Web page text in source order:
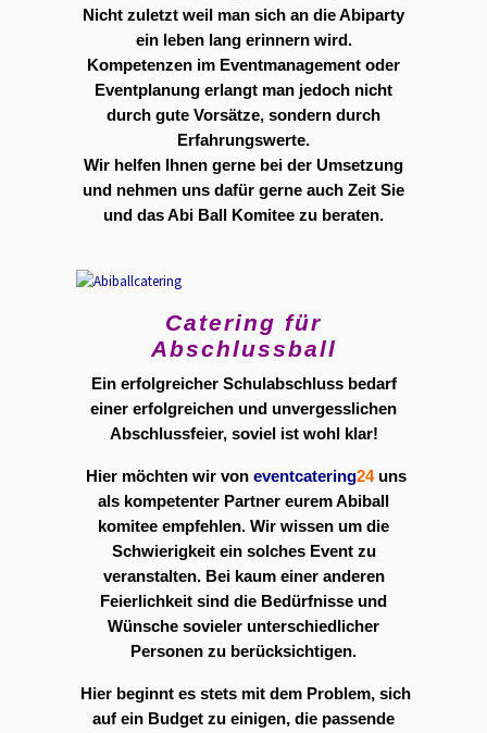
Nicht zuletzt weil man sich an die Abiparty
ein leben lang erinnern wird.
Kompetenzen im Eventmanagement oder
Eventplanung erlangt man jedoch nicht
durch gute Vorsätze, sondern durch
Erfahrungswerte.
Wir helfen Ihnen gerne bei der Umsetzung
und nehmen uns dafür gerne auch Zeit Sie
und das Abi Ball Komitee zu beraten.
Catering für
Abschlussball
Ein erfolgreicher Schulabschluss bedarf
einer erfolgreichen und unvergesslichen
Abschlussfeier, soviel ist wohl klar!
Hier möchten wir von eventcatering24uns
als kompetenter Partner eurem Abiball
komitee empfehlen. Wir wissen um die
Schwierigkeit ein solches Event zu
veranstalten. Bei kaum einer anderen
Feierlichkeit sind die Bedürfnisse und
Wünsche sovieler unterschiedlicher
Personen zu berücksichtigen.
Hier beginnt es stets mit dem Problem, sich
auf ein Budget zu einigen, die passende